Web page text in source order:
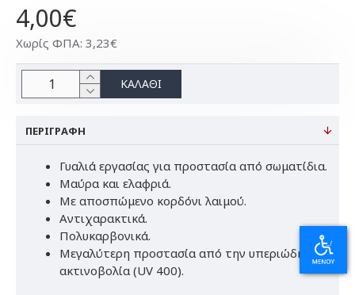
4,00€
Χωρίς ΦΠΑ: 3,23€
ΚΑΛΆΘΙ
ΠΕΡΙΓΡΑΦΉ
Γυαλιά εργασίας για προστασία από σωματίδια.
Μαύρα και ελαφριά.
Με αποσπώμενο κορδόνι λαιμού.
Αντιχαρακτικά.
Πολυκαρβονικά.
Μεγαλύτερη προστασία από την υπεριώδη
ακτινοβολία (UV 400).